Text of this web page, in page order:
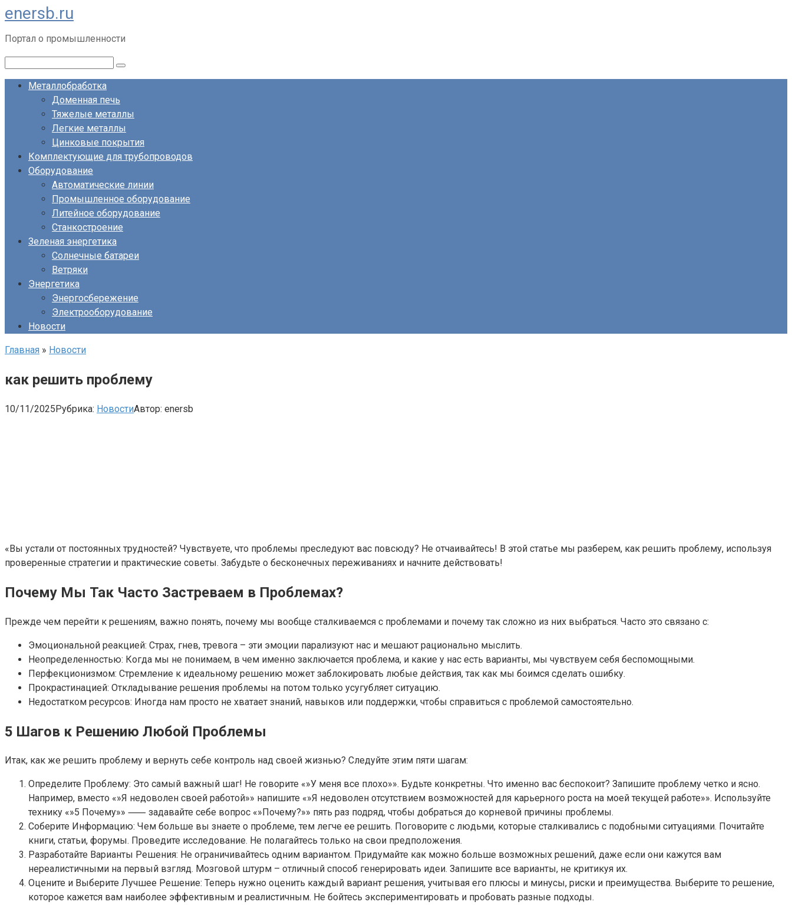
Перейти
к
контенту
enersb.ru
Портал о промышленности
Металлобработка
Доменная печь
Тяжелые металлы
Легкие металлы
Цинковые покрытия
Комплектующие для трубопроводов
Оборудование
Автоматические линии
Промышленное оборудование
Литейное оборудование
Станкостроение
Зеленая энергетика
Солнечные батареи
Ветряки
Энергетика
Энергосбережение
Электрооборудование
Новости
Главная » Новости
как решить проблему
10/11/2025Рубрика: НовостиАвтор: enersb
«Вы устали от постоянных трудностей? Чувствуете, что проблемы преследуют вас повсюду? Не отчаивайтесь! В этой статье мы разберем, как решить проблему, используя
проверенные стратегии и практические советы. Забудьте о бесконечных переживаниях и начните действовать!
Почему Мы Так Часто Застреваем в Проблемах?
Прежде чем перейти к решениям, важно понять, почему мы вообще сталкиваемся с проблемами и почему так сложно из них выбраться. Часто это связано с:
Эмоциональной реакцией: Страх, гнев, тревога – эти эмоции парализуют нас и мешают рационально мыслить.
Неопределенностью: Когда мы не понимаем, в чем именно заключается проблема, и какие у нас есть варианты, мы чувствуем себя беспомощными.
Перфекционизмом: Стремление к идеальному решению может заблокировать любые действия, так как мы боимся сделать ошибку.
Прокрастинацией: Откладывание решения проблемы на потом только усугубляет ситуацию.
Недостатком ресурсов: Иногда нам просто не хватает знаний, навыков или поддержки, чтобы справиться с проблемой самостоятельно.
5 Шагов к Решению Любой Проблемы
Итак, как же решить проблему и вернуть себе контроль над своей жизнью? Следуйте этим пяти шагам:
Определите Проблему: Это самый важный шаг! Не говорите «»У меня все плохо»». Будьте конкретны. Что именно вас беспокоит? Запишите проблему четко и ясно.
Например, вместо «»Я недоволен своей работой»» напишите «»Я недоволен отсутствием возможностей для карьерного роста на моей текущей работе»». Используйте
технику «»5 Почему»» ⸺ задавайте себе вопрос «»Почему?»» пять раз подряд, чтобы добраться до корневой причины проблемы.
Соберите Информацию: Чем больше вы знаете о проблеме, тем легче ее решить. Поговорите с людьми, которые сталкивались с подобными ситуациями. Почитайте
книги, статьи, форумы. Проведите исследование. Не полагайтесь только на свои предположения.
Разработайте Варианты Решения: Не ограничивайтесь одним вариантом. Придумайте как можно больше возможных решений, даже если они кажутся вам
нереалистичными на первый взгляд. Мозговой штурм – отличный способ генерировать идеи. Запишите все варианты, не критикуя их.
Оцените и Выберите Лучшее Решение: Теперь нужно оценить каждый вариант решения, учитывая его плюсы и минусы, риски и преимущества. Выберите то решение,
которое кажется вам наиболее эффективным и реалистичным. Не бойтесь экспериментировать и пробовать разные подходы.